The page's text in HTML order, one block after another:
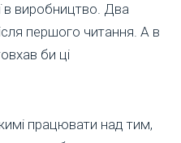
в виробництво. Два
першого читання. А в
би ці
працювати над тим,